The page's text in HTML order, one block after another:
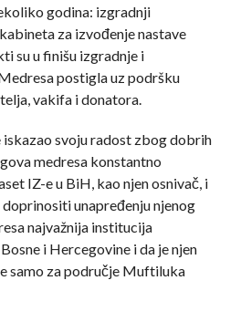
godina: izgradnji
za izvođenje nastave
su u finišu izgradnje i
postigla uz podršku
vakifa i donatora.
iskazao svoju radost zbog dobrih
medresa konstantno
IZ-e u BiH, kao njen osnivač, i
unapređenju njenog
najvažnija institucija
i Hercegovine i da je njen
samo za područje Muftiluka